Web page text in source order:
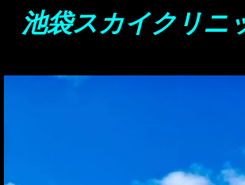
池袋スカイクリニ